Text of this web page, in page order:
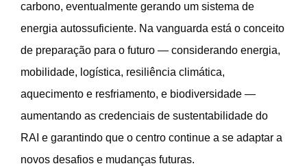
carbono, eventualmente gerando um sistema de
energia autossuficiente. Na vanguarda está o conceito
de preparação para o futuro — considerando energia,
mobilidade, logística, resiliência climática,
aquecimento e resfriamento, e biodiversidade —
aumentando as credenciais de sustentabilidade do
RAI e garantindo que o centro continue a se adaptar a
novos desafios e mudanças futuras.